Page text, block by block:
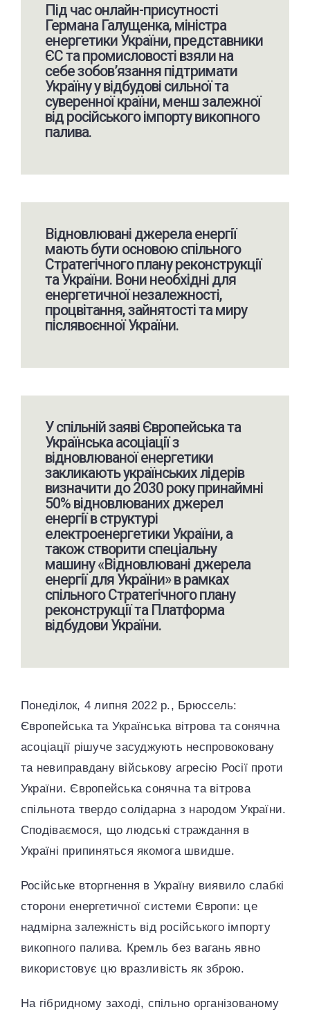
Під час онлайн-присутності
Германа Галущенка, міністра
енергетики України, представники
ЄС та промисловості взяли на
себе зобов’язання підтримати
Україну у відбудові сильної та
суверенної країни, менш залежної
від російського імпорту викопного
палива.
Відновлювані джерела енергії
мають бути основою спільного
Стратегічного плану реконструкції
та України. Вони необхідні для
енергетичної незалежності,
процвітання, зайнятості та миру
післявоєнної України.
У спільній заяві Європейська та
Українська асоціації з
відновлюваної енергетики
закликають українських лідерів
визначити до 2030 року принаймні
50% відновлюваних джерел
енергії в структурі
електроенергетики України, а
також створити спеціальну
машину «Відновлювані джерела
енергії для України» в рамках
спільного Стратегічного плану
реконструкції та Платформа
відбудови України.
Понеділок, 4 липня 2022 р., Брюссель:
Європейська та Українська вітрова та сонячна
асоціації рішуче засуджують неспровоковану
та невиправдану військову агресію Росії проти
України. Європейська сонячна та вітрова
спільнота твердо солідарна з народом України.
Сподіваємося, що людські страждання в
Україні припиняться якомога швидше.
Російське вторгнення в Україну виявило слабкі
сторони енергетичної системи Європи: це
надмірна залежність від російського імпорту
викопного палива. Кремль без вагань явно
використовує цю вразливість як зброю.
На гібридному заході, спільно організованому